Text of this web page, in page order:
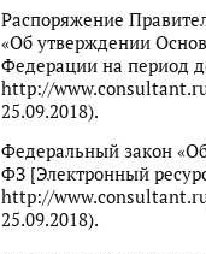
Распоряжение
«Об утверждении
Федерации на период
http://
25.09.2018).
Федеральный закон
ФЗ [Электронный
http://
25.09.2018).